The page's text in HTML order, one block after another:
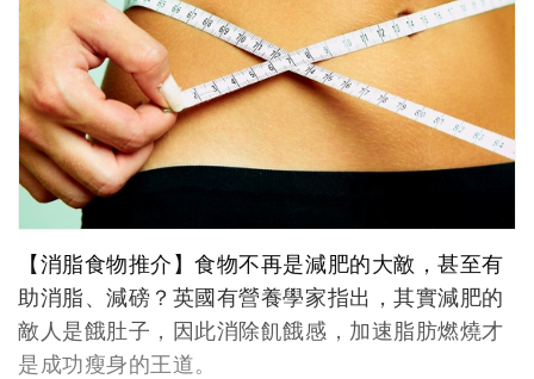
【消脂食物推介】食物不再是減肥的大敵，甚至有
助消脂、減磅？英國有營養學家指出，其實減肥的
敵人是餓肚子，因此消除飢餓感，加速脂肪燃燒才
是成功瘦身的王道。